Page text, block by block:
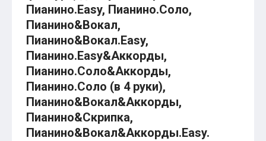
Пианино.Easy, Пианино.Соло,
Пианино&Вокал,
Пианино&Вокал.Easy,
Пианино.Easy&Аккорды,
Пианино.Соло&Аккорды,
Пианино.Соло (в 4 руки),
Пианино&Вокал&Аккорды,
Пианино&Скрипка,
Пианино&Вокал&Аккорды.Easy.